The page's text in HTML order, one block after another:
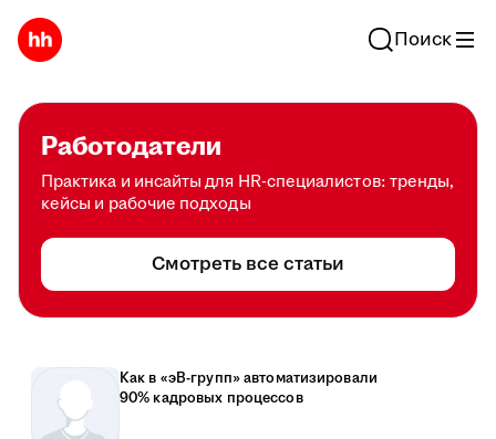
Поиск
Работодатели
Практика и инсайты для HR-специалистов: тренды,
кейсы и рабочие подходы
Смотреть все статьи
Как в «эВ-групп» автоматизировали
90% кадровых процессов